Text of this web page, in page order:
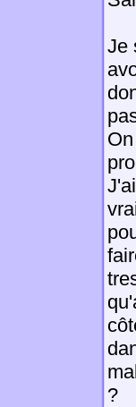
Je
?